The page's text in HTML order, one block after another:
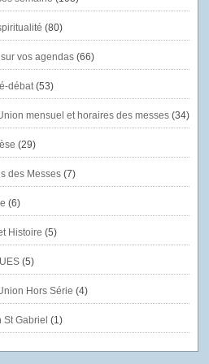
(80)
vos agendas(66)
débat(53)
mensuel et horaires des messes(34)
(29)
des Messes(7)
(6)
Histoire (5)
(5)
Hors Série (4)
St Gabriel (1)